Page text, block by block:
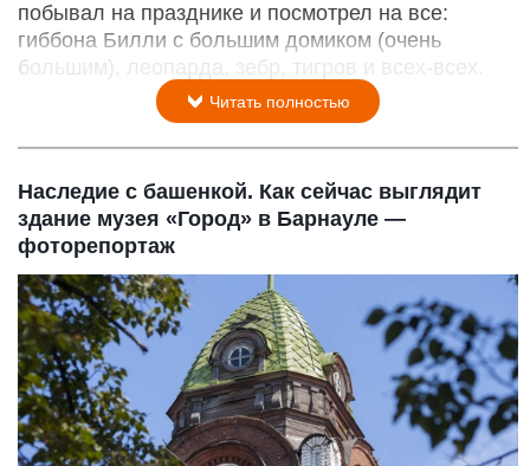
побывал на празднике и посмотрел на все:
гиббона Билли с большим домиком (очень
большим), леопарда, зебр, тигров и всех-всех.
Читать полностью
Наследие с башенкой. Как сейчас выглядит
здание музея «Город» в Барнауле —
фоторепортаж